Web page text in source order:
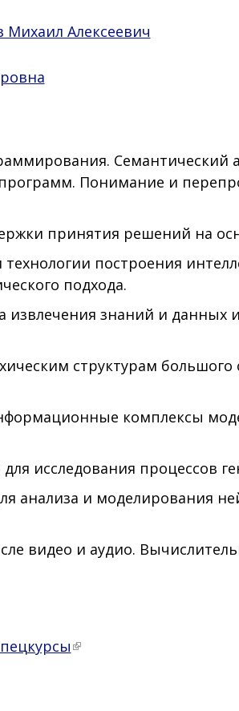
Михаил Алексеевич
. Семантический
программ. Понимание и
принятия решений на
построения
подхода.
знаний и данных
структурам большого
комплексы
исследования процессов
анализа и моделирования
видео и аудио.